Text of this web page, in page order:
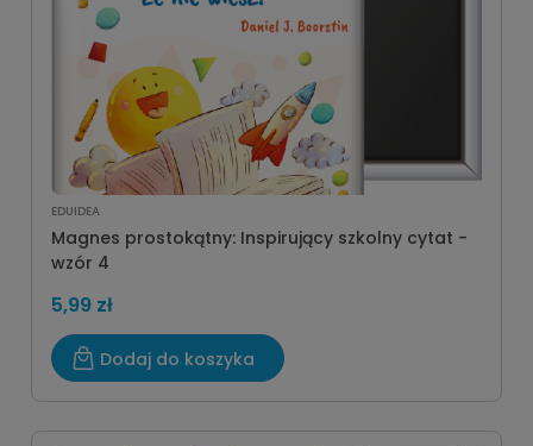
EDUIDEA
Magnes prostokątny: Inspirujący szkolny cytat -
wzór 4
5,99 zł
Dodaj do koszyka